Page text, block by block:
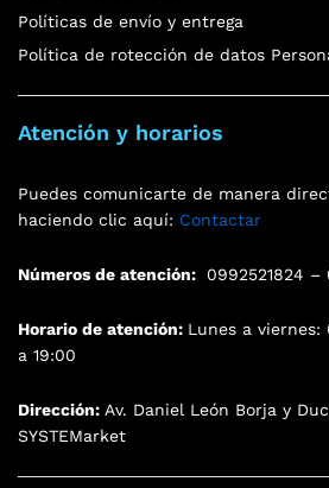
Políticas de envío y entrega
Política de rotección de datos
Atención y horarios
Puedes comunicarte de manera
haciendo clic aquí: Contactar
Números de atención: 0992521824
Horario de atención: Lunes a viernes:
a 19:00
Dirección: Av. Daniel León Borja y
SYSTEMarket